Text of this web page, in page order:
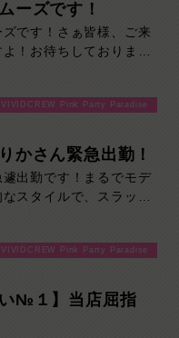
く、しなやかに
に芸術品！！
いでしょう！本日の出
ーズです！
です！さぁ皆様、ご来
！お待ちしておりま
VIVIDCREW Pink Party Paradise
かさん緊急出勤！
出勤です！まるでモデ
スタイルで、スラッと
もちろん、親しみやすい
、心地よい時間を過ご
気になる方はご来店お
VIVIDCREW Pink Party Paradise
い№１】当店屈指